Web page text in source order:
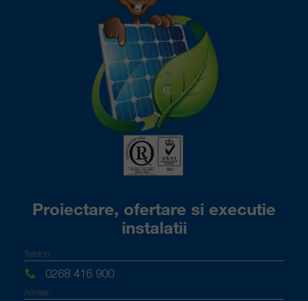
Proiectare, ofertare si executie
instalatii
Telefon:
0268 416 900
Adresa: